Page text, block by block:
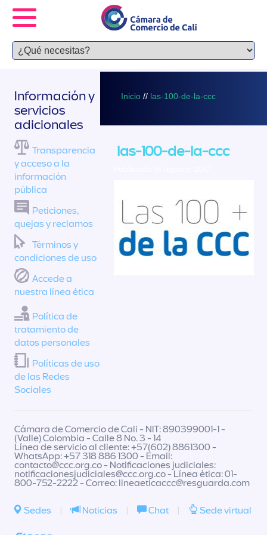
Inicio // las-100-de-la-ccc
las-100-de-la-ccc
Información y
servicios
adicionales
Transparencia
y acceso a la
información
pública
Peticiones,
quejas y reclamos
Términos y
condiciones de uso
Accede a
nuestra línea ética
Política de
tratamiento de
datos personales
Políticas de uso
de las Redes
Sociales
Cámara de Comercio de Cali - NIT: 890399001-1 -
(Valle) Colombia - Calle 8 No. 3 - 14
Línea de servicio al cliente: +57(602) 8861300 -
WhatsApp: +57 318 886 1300 - Email:
contacto@ccc.org.co- Notificaciones judiciales:
notificacionesjudiciales@ccc.org.co- Línea ética: 01-
800-752-2222 - Correo: lineaeticaccc@resguarda.com
Sedes | Noticias | Chat | Sede virtual